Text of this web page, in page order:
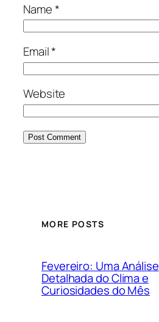
Name*
Email*
Website
MORE POSTS
Fevereiro: Uma Análise
Detalhada do Clima e
Curiosidades do Mês